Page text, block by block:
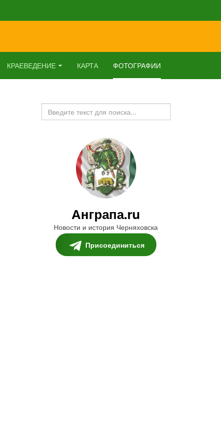
КРАЕВЕДЕНИЕ КАРТА ФОТОГРАФИИ
Искать...
Анграпа.ru
Новости и история Черняховска
Присоединиться